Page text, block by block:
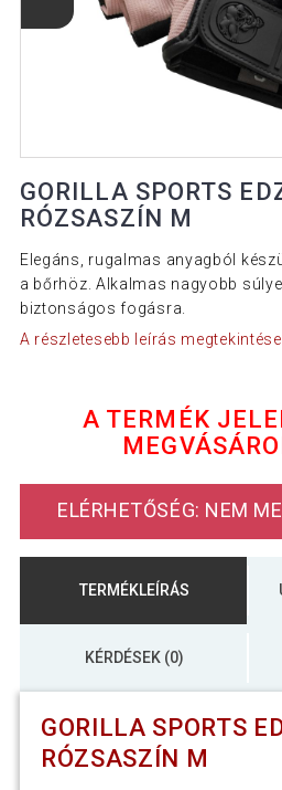
GORILLA SPORTS
RÓZSASZÍN M
Elegáns, rugalmas anyagból
a bőrhöz. Alkalmas nagyobb
biztonságos fogásra.
A részletesebb leírás megtekintése
A TERMÉK
ELÉRHETŐSÉG: NEM
TERMÉKLEÍRÁS
KÉRDÉSEK (0)
GORILLA SPORTS
RÓZSASZÍN M